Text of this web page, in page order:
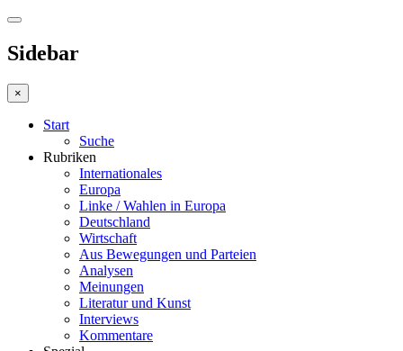
Sidebar
×
Start
Suche
Rubriken
Internationales
Europa
Linke / Wahlen in Europa
Deutschland
Wirtschaft
Aus Bewegungen und Parteien
Analysen
Meinungen
Literatur und Kunst
Interviews
Kommentare